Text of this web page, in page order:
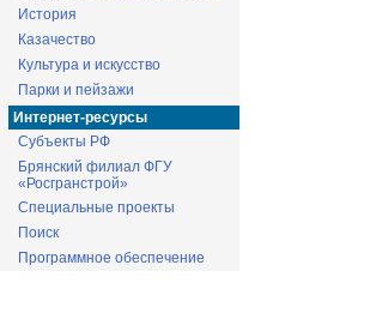
История
Казачество
Культура и искусство
Парки и пейзажи
Интернет-ресурсы
Субъекты РФ
Брянский филиал ФГУ
«Росгранстрой»
Специальные проекты
Поиск
Программное обеспечение